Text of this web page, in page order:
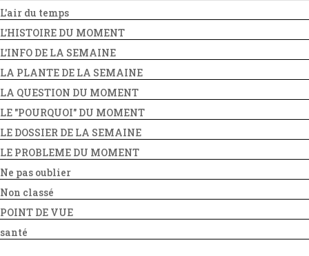
L'air du temps
L'HISTOIRE DU MOMENT
L'INFO DE LA SEMAINE
LA PLANTE DE LA SEMAINE
LA QUESTION DU MOMENT
LE "POURQUOI" DU MOMENT
LE DOSSIER DE LA SEMAINE
LE PROBLEME DU MOMENT
Ne pas oublier
Non classé
POINT DE VUE
santé